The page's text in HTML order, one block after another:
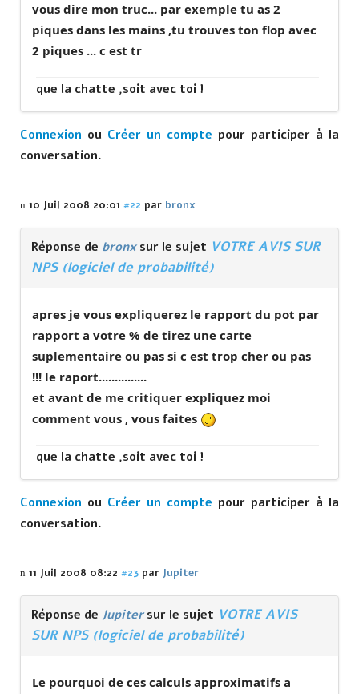
vous dire mon truc... par exemple tu as 2
piques dans les mains ,tu trouves ton flop avec
2 piques ... c est tr
que la chatte ,soit avec toi !
Connexion ou Créer un compte pour participer à la
conversation.
10 Juil 2008 20:01 #22 par bronx
Réponse de bronxsur le sujet VOTRE AVIS SUR
NPS (logiciel de probabilité)
apres je vous expliquerez le rapport du pot par
rapport a votre % de tirez une carte
suplementaire ou pas si c est trop cher ou pas
!!! le raport...............
et avant de me critiquer expliquez moi
comment vous , vous faites
que la chatte ,soit avec toi !
Connexion ou Créer un compte pour participer à la
conversation.
11 Juil 2008 08:22 #23 par Jupiter
Réponse de Jupitersur le sujet VOTRE AVIS
SUR NPS (logiciel de probabilité)
Le pourquoi de ces calculs approximatifs a